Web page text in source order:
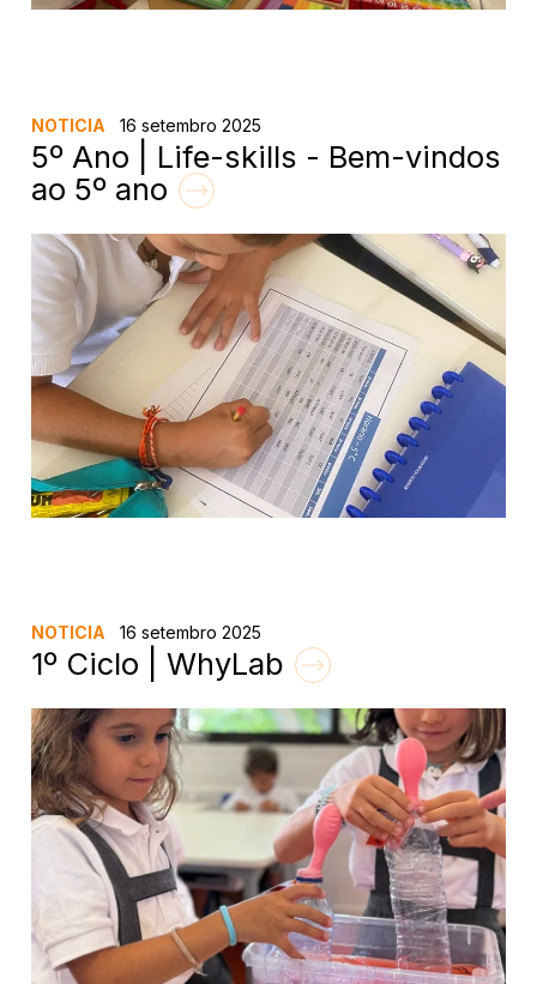
NOTICIA 16 setembro 2025
5º Ano | Life-skills - Bem-vindos
ao 5º ano
NOTICIA 16 setembro 2025
1º Ciclo | WhyLab